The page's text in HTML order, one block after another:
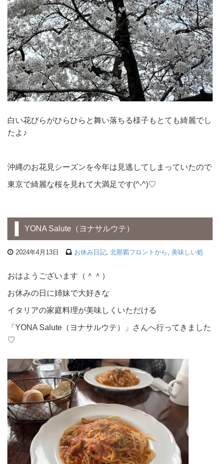
白い花びらがひらひらと舞い落ちる様子もとても綺麗でし
たよ♪
沖縄のお花見シーズンを今年は見逃してしまっていたので
東京で綺麗な桜を見れて大満足です(^-^)♡
YONA Salute（ヨナサルウテ）
2024年4月13日 お休み日記, 北那覇フロントから , 美味しい処
おはようございます（＾＾）
お休みの日に姉妹で大好きな
イタリアの家庭料理が美味しくいただける
「YONA Salute（ヨナサルウテ）」さんへ行ってきました
♡